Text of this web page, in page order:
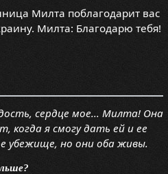
Милта поблагодарит вас
Милта: Благодарю тебя!
сердце мое... Милта! Она
когда я смогу дать ей и ее
убежище, но они оба живы.